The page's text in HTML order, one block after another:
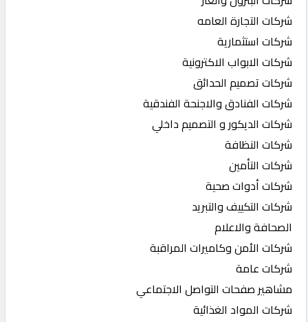
شركات التجارة العامه
شركات استثمارية
شركات الابواب الاكترونية
شركات تصميم الحدائق
شركات الفنادق والاجنحة الفندقية
شركات الديكور و التصميم داخلي
شركات النظافة
شركات التأمين
شركات أدوات صحية
شركات التكييف والتبريد
الصحافة والاعلام
شركات الأمن وكاميرات المراقبة
شركات عامة
مشاهير صفحات التواصل الاجتماعي
شركات المواد الغذائية